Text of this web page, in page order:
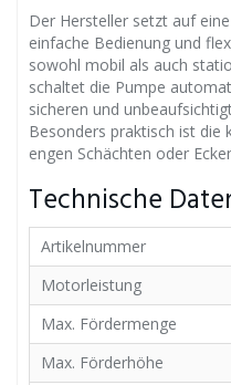
Der Hersteller setzt auf
einfache Bedienung und
sowohl mobil als auch
schaltet die Pumpe
sicheren und
Besonders praktisch ist die
engen Schächten oder
Technische
Artikelnummer
Motorleistung
Max. Fördermenge
Max. Förderhöhe